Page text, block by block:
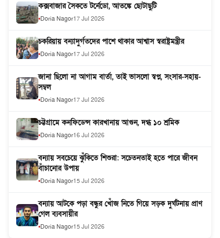
কক্সবাজার সৈকতে টর্নেডো, আতঙ্কে ছোটাছুটি
Doria Nagor17 Jul 2026
চকরিয়ায় বন্যাদুর্গতদের পাশে থাকার আশ্বাস স্বরাষ্ট্রমন্ত্রীর
Doria Nagor17 Jul 2026
জানা ছিলো না আগাম বার্তা, তাই ভাসলো স্বপ্ন, সংসার-সহায়-
সম্বল
Doria Nagor17 Jul 2026
চট্টগ্রামে কনফিডেন্স কারখানায় আগুন, দগ্ধ ১০ শ্রমিক
Doria Nagor16 Jul 2026
বন্যায় সবচেয়ে ঝুঁকিতে শিশুরা: সচেতনতাই হতে পারে জীবন
বাঁচানোর উপায়
Doria Nagor15 Jul 2026
বন্যায় আটকে পড়া বন্ধুর খোঁজ নিতে গিয়ে সড়ক দুর্ঘটনায় প্রাণ
গেল ব্যবসায়ীর
Doria Nagor15 Jul 2026